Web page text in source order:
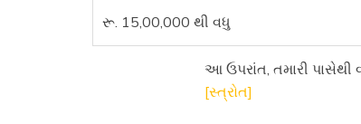
રૂ. 15,00,000 થી વધુ
આ ઉપરાંત, તમારી
[સ્ત્રોત]